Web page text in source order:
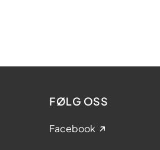
FØLG OSS
Facebook